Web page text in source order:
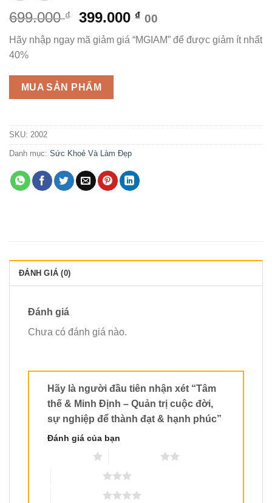
699.000₫
Giá
gốc
là:
399.000 ₫Giá
tại
00
Hãy nhập ngay mã giảm giá “MGIAM” để được giảm ít nhất
40%
MUA SẢN PHẨM
SKU: 2002
Danh mục: Sức Khoẻ Và Làm Đẹp
ĐÁNH GIÁ (0)
Đánh giá
Chưa có đánh giá nào.
Hãy là người đầu tiên nhận xét “Tâm
thế & Minh Định – Quản trị cuộc đời,
sự nghiệp để thành đạt & hạnh phúc”
Đánh giá của bạn